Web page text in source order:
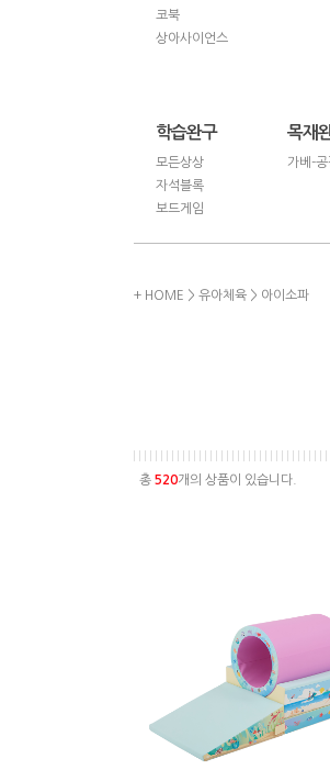
코북
상아사이언스
학습완구
모든상상
자석블록
보드게임
목재
가베-공
+ HOME > 유아체육 > 아이소파
총 520개의 상품이 있습니다.